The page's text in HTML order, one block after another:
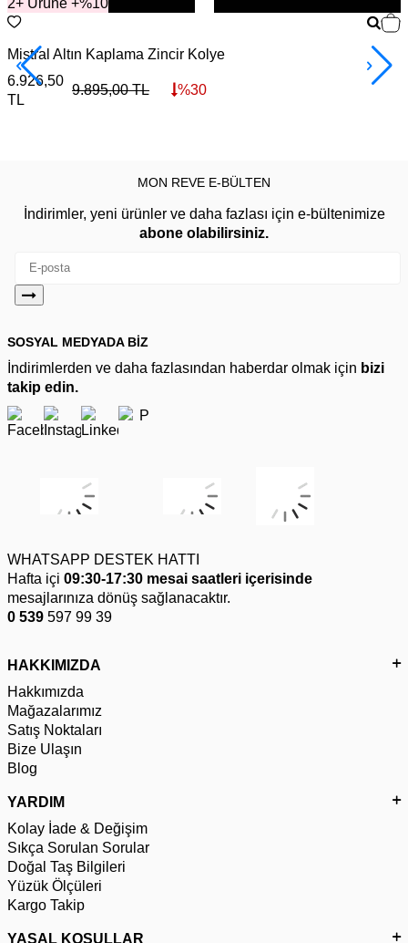
Mistral Altın Kaplama Zincir Kolye
6.926,50
TL
9.895,00TL %30
MON REVE E-BÜLTEN
İndirimler, yeni ürünler ve daha fazlası için e-bültenimize
abone olabilirsiniz.
SOSYAL MEDYADA BİZ
İndirimlerden ve daha fazlasından haberdar olmak için bizi
takip edin.
WHATSAPP DESTEK HATTI
Hafta içi 09:30-17:30 mesai saatleri içerisinde
mesajlarınıza dönüş sağlanacaktır.
0 539 597 99 39
HAKKIMIZDA
Hakkımızda
Mağazalarımız
Satış Noktaları
Bize Ulaşın
Blog
YARDIM
Kolay İade & Değişim
Sıkça Sorulan Sorular
Doğal Taş Bilgileri
Yüzük Ölçüleri
Kargo Takip
YASAL KOŞULLAR